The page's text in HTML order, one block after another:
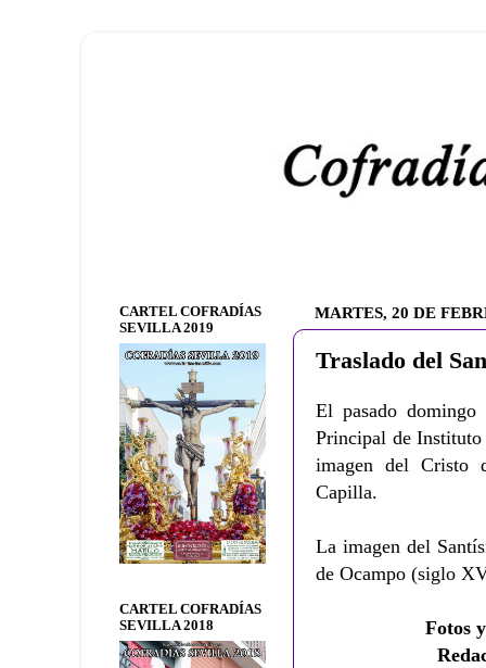
MARTES, 20 DE
Traslado del
El pasado
Principal de
imagen del Cristo
Capilla.
La imagen del
de Ocampo (siglo
Fotos
CARTEL COFRADÍAS
SEVILLA 2019
CARTEL COFRADÍAS
SEVILLA 2018